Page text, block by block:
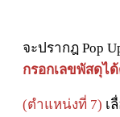
จะปรากฎ Pop
กรอกเลขพัสดุไ
(ตำแหน่งที่ 7) เ